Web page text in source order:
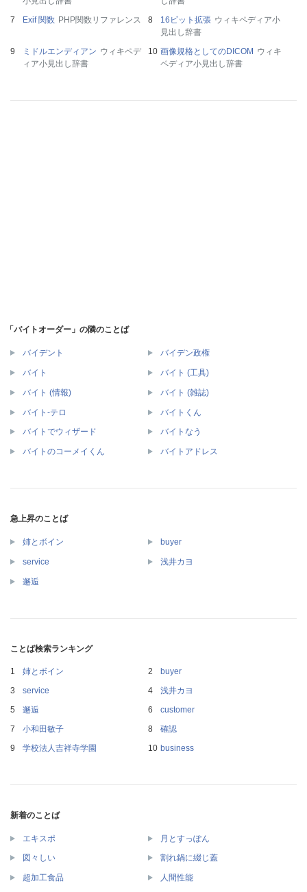
Exif 関数 PHP関数リファレンス 16ビット拡張 ウィキペディア小
見出し辞書
ミドルエンディアン ウィキペデ
ィア小見出し辞書
画像規格としてのDICOM ウィキ
ペディア小見出し辞書
「バイトオーダー」の隣のことば
バイデント バイデン政権
バイト バイト (工具)
バイト (情報) バイト (雑誌)
バイト‐テロ バイトくん
バイトでウィザード バイトなう
バイトのコーメイくん バイトアドレス
急上昇のことば
姉とボイン buyer
service 浅井カヨ
邂逅
ことば検索ランキング
姉とボイン
buyer
service
浅井カヨ
邂逅
customer
小和田敏子
確認
学校法人吉祥寺学園
business
新着のことば
エキスポ 月とすっぽん
図々しい 割れ鍋に綴じ蓋
超加工食品 人間性能